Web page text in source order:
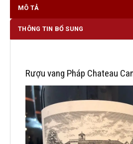
MÔ TẢ
THÔNG TIN BỔ SUNG
Rượu vang Pháp Chateau